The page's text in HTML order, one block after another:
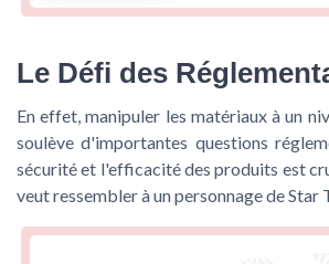
Le Défi des
En effet, manipuler les matériaux à un
soulève d'importantes questions
sécurité et l'efficacité des produits est
veut ressembler à un personnage de Star